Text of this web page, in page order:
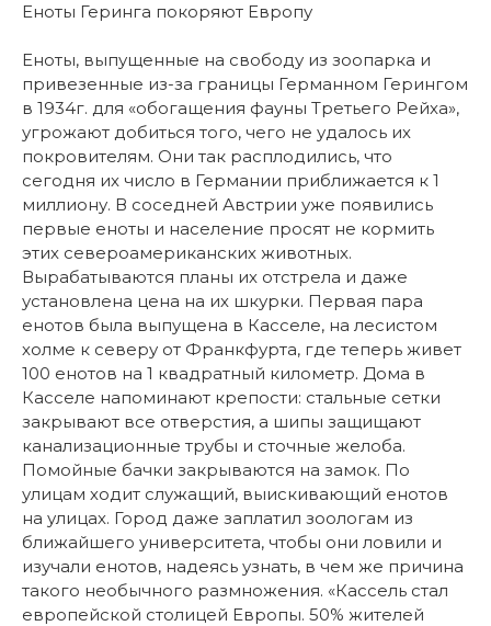
Еноты Геринга покоряют Европу
Еноты, выпущенные на свободу из зоопарка и
привезенные из-за границы Германном Герингом
в 1934г. для «обогащения фауны Третьего Рейха»,
угрожают добиться того, чего не удалось их
покровителям. Они так расплодились, что
сегодня их число в Германии приближается к 1
миллиону. В соседней Австрии уже появились
первые еноты и население просят не кормить
этих североамериканских животных.
Вырабатываются планы их отстрела и даже
установлена цена на их шкурки. Первая пара
енотов была выпущена в Касселе, на лесистом
холме к северу от Франкфурта, где теперь живет
100 енотов на 1 квадратный километр. Дома в
Касселе напоминают крепости: стальные сетки
закрывают все отверстия, а шипы защищают
канализационные трубы и сточные желоба.
Помойные бачки закрываются на замок. По
улицам ходит служащий, выискивающий енотов
на улицах. Город даже заплатил зоологам из
ближайшего университета, чтобы они ловили и
изучали енотов, надеясь узнать, в чем же причина
такого необычного размножения. «Кассель стал
европейской столицей Европы. 50% жителей